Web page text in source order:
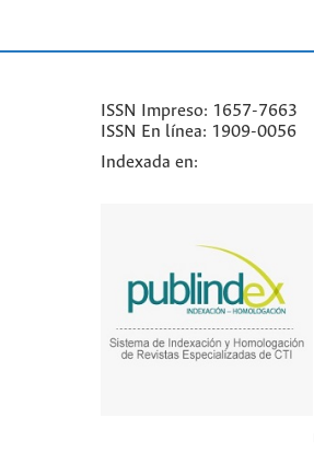
ISSN Impreso: 1657-7663
ISSN En línea: 1909-0056
Indexada en: